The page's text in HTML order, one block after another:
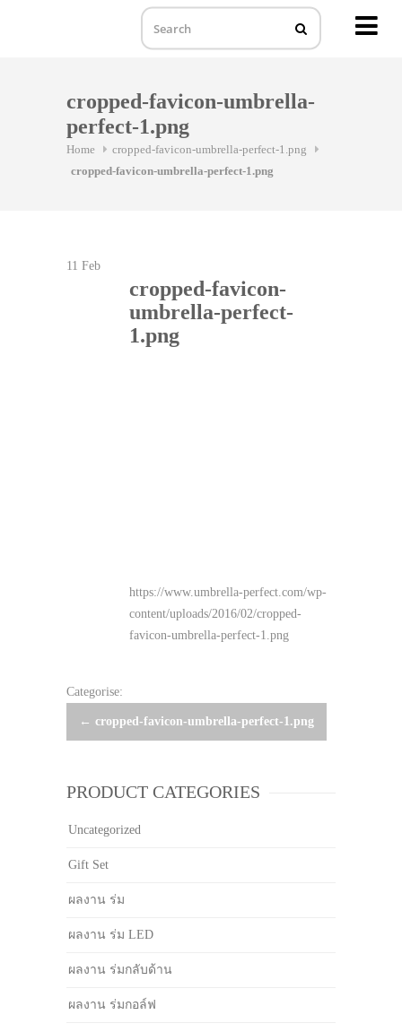
cropped-favicon-umbrella-
perfect-1.png
Home
cropped-favicon-umbrella-perfect-1.png
cropped-favicon-umbrella-perfect-1.png
11 Feb
cropped-favicon-
umbrella-perfect-
1.png
https://www.umbrella-perfect.com/wp-
content/uploads/2016/02/cropped-
favicon-umbrella-perfect-1.png
Categorise:
Post
← cropped-favicon-umbrella-perfect-1.png
PRODUCT CATEGORIES
Uncategorized
Gift Set
ผลงาน ร่ม
ผลงาน ร่ม LED
ผลงาน ร่มกลับด้าน
ผลงาน ร่มกอล์ฟ